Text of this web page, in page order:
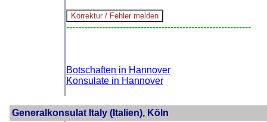
--------------------------------------------------------------
Botschaften in Hannover
Konsulate in Hannover
Generalkonsulat Italy (Italien), Köln